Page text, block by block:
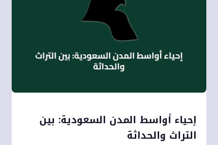
إحياء أواسط المدن السعودية: بين
التراث والحداثة